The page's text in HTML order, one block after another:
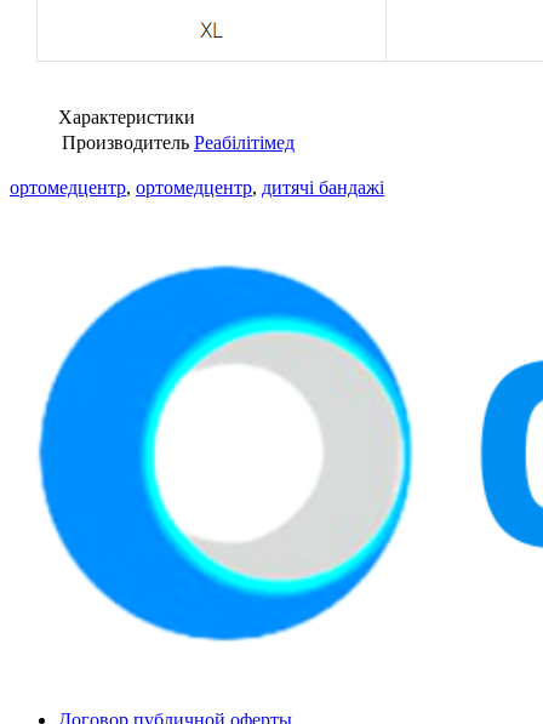
Характеристики
Производитель Реабілітімед
ортомедцентр, ортомедцентр, дитячі бандажі
Договор публичной оферты